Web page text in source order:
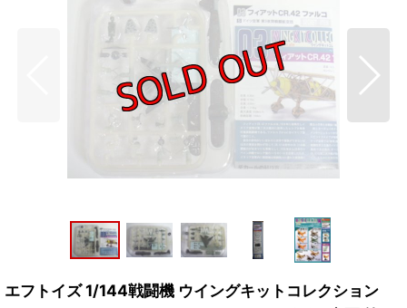
エフトイズ 1/144戦闘機 ウイングキットコレクション